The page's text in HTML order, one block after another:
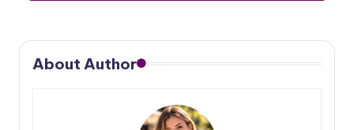
About Author